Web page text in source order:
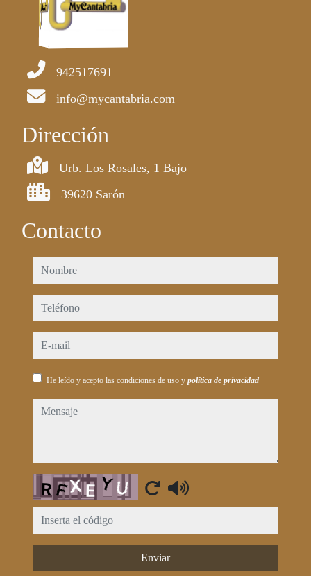
942517691
info@mycantabria.com
Dirección
Urb. Los Rosales, 1 Bajo
39620 Sarón
Contacto
nombre
teléfono
e-mail
He leído y acepto las condiciones de uso y política de privacidad
mensaje
Captcha
Enviar